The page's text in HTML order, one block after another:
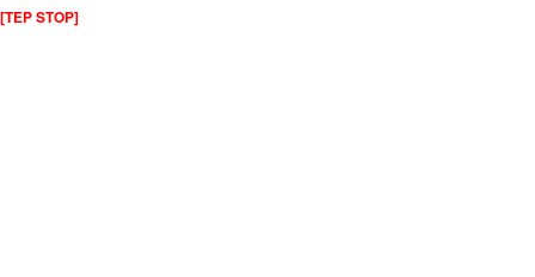
[TEP STOP]